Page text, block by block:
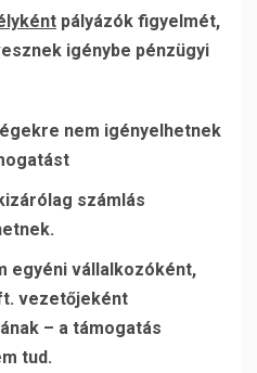
pályázók figyelmét,
igénybe pénzügyi
nem igényelhetnek
számlás
egyéni vállalkozóként,
vezetőjeként
– a támogatás
tud.